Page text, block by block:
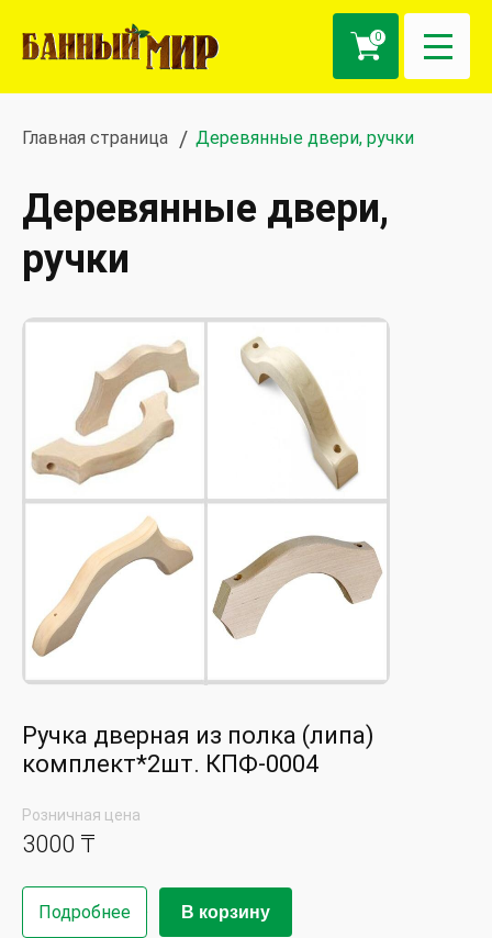
0
Главная страница Деревянные двери, ручки
Деревянные двери,
ручки
Ручка дверная из полка (липа)
комплект*2шт. КПФ-0004
Розничная цена
3000 ₸
Подробнее В корзину